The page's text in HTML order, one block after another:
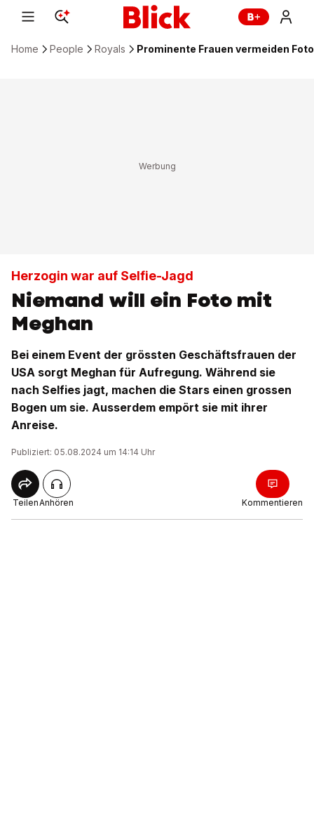
Home People Royals Prominente Frauen vermeiden
Herzogin war auf Selfie-Jagd
Niemand will ein Foto mit
Meghan
Bei einem Event der grössten Geschäftsfrauen der
USA sorgt Meghan für Aufregung. Während sie
nach Selfies jagt, machen die Stars einen grossen
Bogen um sie. Ausserdem empört sie mit ihrer
Anreise.
Publiziert: 05.08.2024 um 14:14 Uhr
TeilenAnhören Kommentieren